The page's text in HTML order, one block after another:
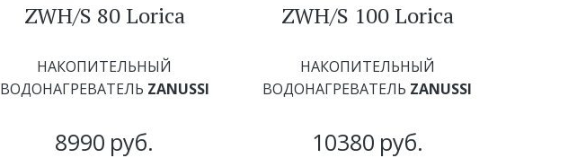
ZWH/S 80 Lorica
НАКОПИТЕЛЬНЫЙ
ВОДОНАГРЕВАТЕЛЬ ZANUSSI
8990 руб.
ZWH/S 100 Lorica
НАКОПИТЕЛЬНЫЙ
ВОДОНАГРЕВАТЕЛЬ ZANUSSI
10380 руб.